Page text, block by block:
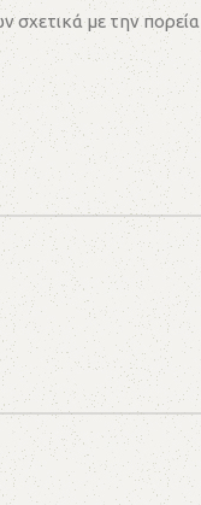
με την πορεία